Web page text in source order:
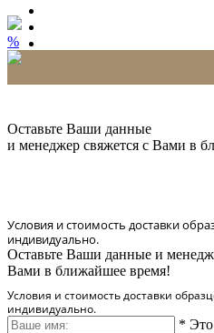
%
Оставьте Ваши данные
и менеджер свяжется с Вами в
Условия и стоимость доставки
индивидуально.
Оставьте Ваши данные и
Вами в ближайшее время!
Условия и стоимость доставки
индивидуально.
*